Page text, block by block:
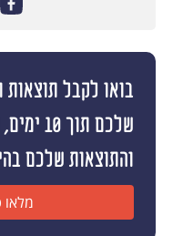
בואו לקבל
והתוצאות שלכם